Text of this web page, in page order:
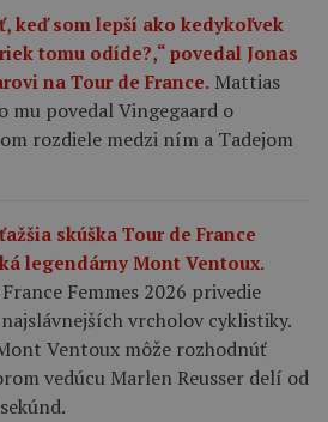
keď som lepší ako kedykoľvek
tomu odíde?,“ povedal Jonas
na Tour de France. Mattias
mu povedal Vingegaard o
rozdiele medzi ním a Tadejom
skúška Tour de France
legendárny Mont Ventoux.
Femmes 2026 privedie
vrcholov cyklistiky.
Ventoux môže rozhodnúť
vedúcu Marlen Reusser delí od